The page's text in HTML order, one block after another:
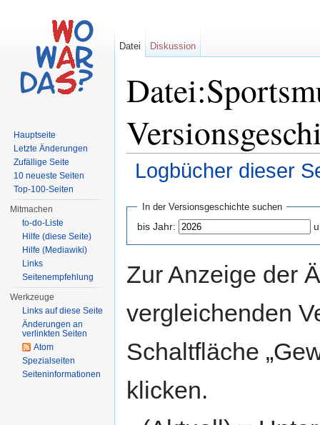
Logbücher dieser
In der Versionsgeschichte suchen
bis Jahr:
Zur Anzeige der
vergleichenden
Schaltfläche
klicken.
Datei Diskussion
Hauptseite
Letzte Änderungen
Zufällige Seite
10 neueste Seiten
Top-100-Seiten
Mitmachen
to-do-Liste
Hilfe (diese Seite)
Hilfe (Mediawiki)
Links
Seitenempfehlung
Werkzeuge
Links auf diese Seite
Änderungen an
verlinkten Seiten
Atom
Spezialseiten
Seiteninformationen